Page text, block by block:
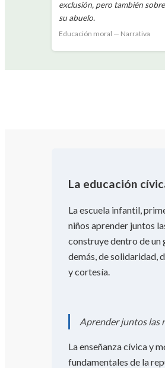
exclusión, pero también
su abuelo.
Educación moral — Narrativa
La educación
La escuela infantil,
niños aprender juntos
construye dentro de un
demás, de solidaridad,
y cortesía.
Aprender juntos las
La enseñanza cívica y
fundamentales de la